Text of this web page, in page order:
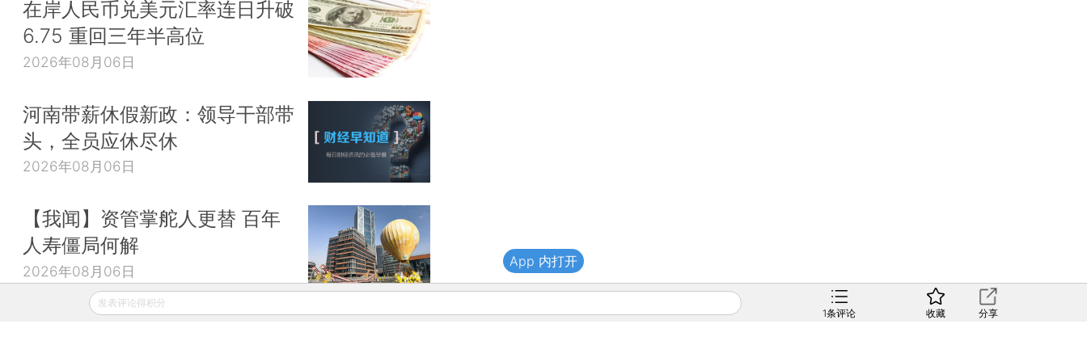
在岸人民币兑美元汇率连日升破
6.75 重回三年半高位
2026年08月06日
河南带薪休假新政：领导干部带
头，全员应休尽休
2026年08月06日
【我闻】资管掌舵人更替 百年
人寿僵局何解
2026年08月06日
发表评论得积分
1条评论 收藏 分享
App 内打开